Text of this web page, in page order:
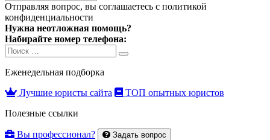
Отправляя вопрос, вы соглашаетесь с политикой
конфиденциальности
Нужна неотложная помощь?
Набирайте номер телефона:
Search
for:
Search
Еженедельная подборка
Лучшие юристы сайта
ТОП опытных юристов
Полезные ссылки
Вы профессионал? Задать вопрос